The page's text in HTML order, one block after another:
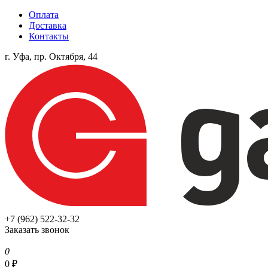
Оплата
Доставка
Контакты
г. Уфа, пр. Октября, 44
+7 (962) 522-32-32
Заказать звонок
0
0 ₽